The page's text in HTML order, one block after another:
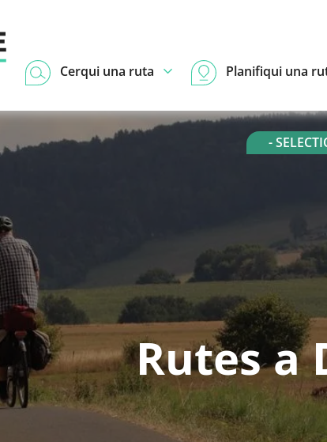
Cerqui una ruta Planifiqui una
-
Rutes a